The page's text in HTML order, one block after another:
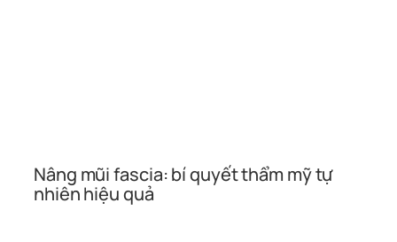
Nâng mũi fascia: bí quyết thẩm mỹ tự
nhiên hiệu quả